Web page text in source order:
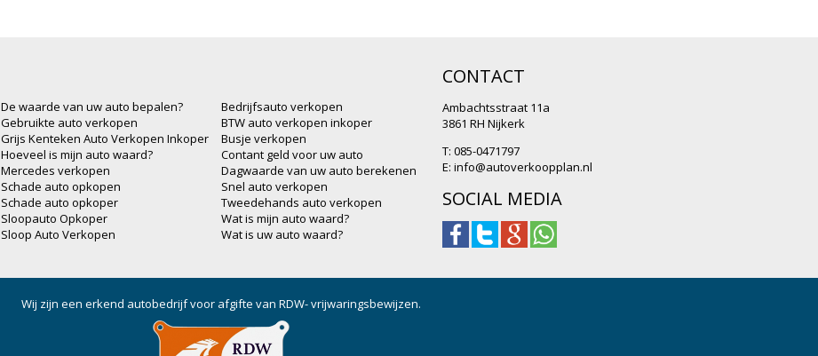
De waarde van uw auto bepalen?
Gebruikte auto verkopen
Grijs Kenteken Auto Verkopen Inkoper
Hoeveel is mijn auto waard?
Mercedes verkopen
Schade auto opkopen
Schade auto opkoper
Sloopauto Opkoper
Sloop Auto Verkopen
Bedrijfsauto verkopen
BTW auto verkopen inkoper
Busje verkopen
Contant geld voor uw auto
Dagwaarde van uw auto berekenen
Snel auto verkopen
Tweedehands auto verkopen
Wat is mijn auto waard?
Wat is uw auto waard?
CONTACT
Ambachtsstraat 11a
3861 RH Nijkerk
T: 085-0471797
E: info@autoverkoopplan.nl
SOCIAL MEDIA
Wij zijn een erkend autobedrijf voor afgifte van RDW- vrijwaringsbewijzen.